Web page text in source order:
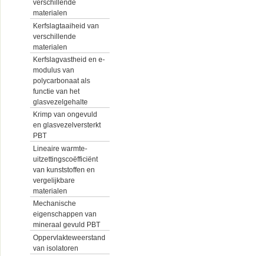
verschillende
materialen
Kerfslagtaaiheid van
verschillende
materialen
Kerfslagvastheid en e-
modulus van
polycarbonaat als
functie van het
glasvezelgehalte
Krimp van ongevuld
en glasvezelversterkt
PBT
Lineaire warmte-
uitzettingscoëfficiënt
van kunststoffen en
vergelijkbare
materialen
Mechanische
eigenschappen van
mineraal gevuld PBT
Oppervlakteweerstand
van isolatoren